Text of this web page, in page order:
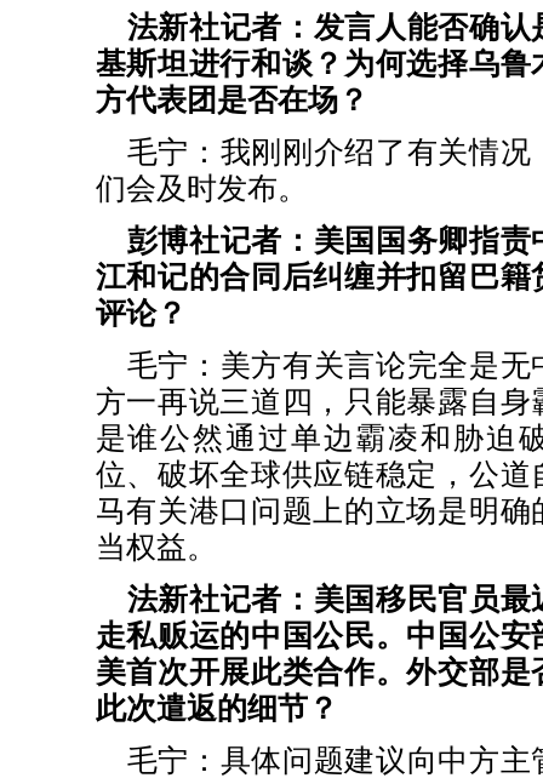
法新社记者：发言人能否确
基斯坦进行和谈？为何选择乌
方代表团是否在场？
毛宁：我刚刚介绍了有关情
们会及时发布。
彭博社记者：美国国务卿指
江和记的合同后纠缠并扣留巴
评论？
毛宁：美方有关言论完全是
方一再说三道四，只能暴露自
是谁公然通过单边霸凌和胁迫
位、破坏全球供应链稳定，公
马有关港口问题上的立场是明
当权益。
法新社记者：美国移民官员
走私贩运的中国公民。中国公
美首次开展此类合作。外交部
此次遣返的细节？
毛宁：具体问题建议向中方